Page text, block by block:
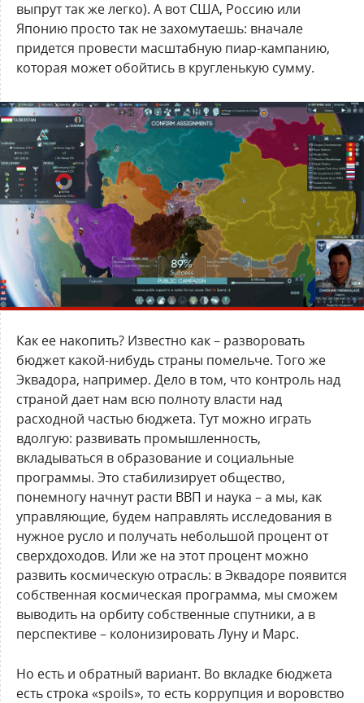
выпрут так же легко). А вот США, Россию или
Японию просто так не захомутаешь: вначале
придется провести масштабную пиар-кампанию,
которая может обойтись в кругленькую сумму.
Как ее накопить? Известно как – разворовать
бюджет какой-нибудь страны помельче. Того же
Эквадора, например. Дело в том, что контроль над
страной дает нам всю полноту власти над
расходной частью бюджета. Тут можно играть
вдолгую: развивать промышленность,
вкладываться в образование и социальные
программы. Это стабилизирует общество,
понемногу начнут расти ВВП и наука – а мы, как
управляющие, будем направлять исследования в
нужное русло и получать небольшой процент от
сверхдоходов. Или же на этот процент можно
развить космическую отрасль: в Эквадоре появится
собственная космическая программа, мы сможем
выводить на орбиту собственные спутники, а в
перспективе – колонизировать Луну и Марс.
Но есть и обратный вариант. Во вкладке бюджета
есть строка «spoils», то есть коррупция и воровство